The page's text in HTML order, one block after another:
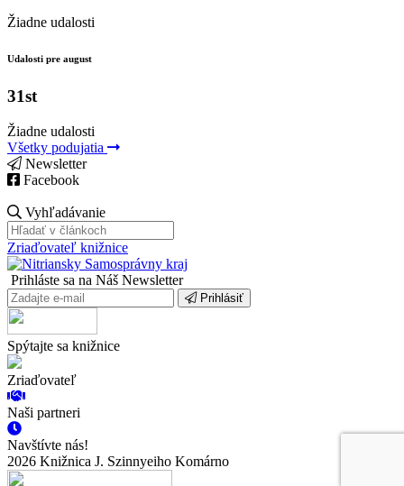
Žiadne udalosti
Udalosti pre august
31st
Žiadne udalosti
Všetky podujatia
Newsletter
Facebook
Vyhľadávanie
Zriaďovateľ knižnice
Prihláste sa na Náš Newsletter
Prihlásiť
Spýtajte sa knižnice
Zriaďovateľ
Naši partneri
Navštívte nás!
2026 Knižnica J. Szinnyeiho Komárno